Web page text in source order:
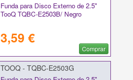
Funda para Disco Externo de 2.5"
TooQ TQBC-E2503B/ Negro
3,59 €
Comprar
TOOQ - TQBC-E2503G